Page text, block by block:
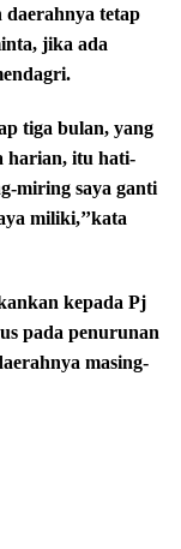
daerahnya tetap
jika ada
tiga bulan, yang
harian, itu hati-
miring saya ganti
miliki,’’kata
kepada Pj
pada penurunan
masing-